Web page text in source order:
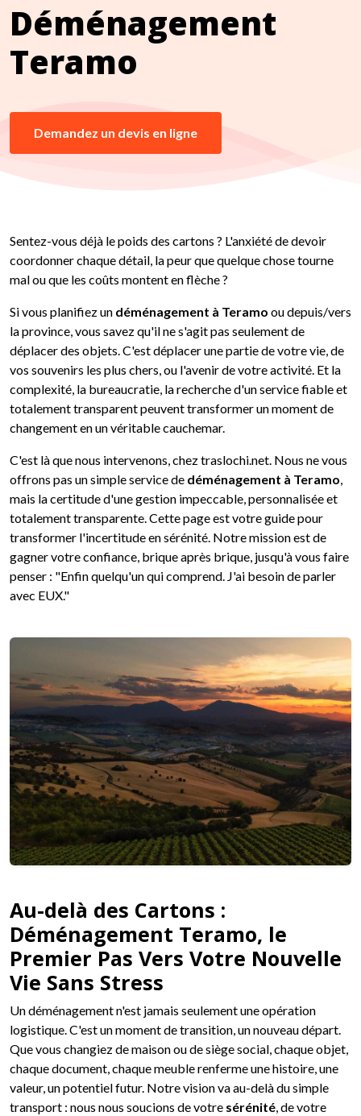
Déménagement
Teramo
Demandez un devis en ligne
Sentez-vous déjà le poids des cartons ? L'anxiété de devoir
coordonner chaque détail, la peur que quelque chose tourne
mal ou que les coûts montent en flèche ?
Si vous planifiez un déménagement à Teramo ou depuis/vers
la province, vous savez qu'il ne s'agit pas seulement de
déplacer des objets. C'est déplacer une partie de votre vie, de
vos souvenirs les plus chers, ou l'avenir de votre activité. Et la
complexité, la bureaucratie, la recherche d'un service fiable et
totalement transparent peuvent transformer un moment de
changement en un véritable cauchemar.
C'est là que nous intervenons, chez traslochi.net. Nous ne vous
offrons pas un simple service de déménagement à Teramo,
mais la certitude d'une gestion impeccable, personnalisée et
totalement transparente. Cette page est votre guide pour
transformer l'incertitude en sérénité. Notre mission est de
gagner votre confiance, brique après brique, jusqu'à vous faire
penser : "Enfin quelqu'un qui comprend. J'ai besoin de parler
avec EUX."
Au-delà des Cartons :
Déménagement Teramo, le
Premier Pas Vers Votre Nouvelle
Vie Sans Stress
Un déménagement n'est jamais seulement une opération
logistique. C'est un moment de transition, un nouveau départ.
Que vous changiez de maison ou de siège social, chaque objet,
chaque document, chaque meuble renferme une histoire, une
valeur, un potentiel futur. Notre vision va au-delà du simple
transport : nous nous soucions de votre sérénité, de votre